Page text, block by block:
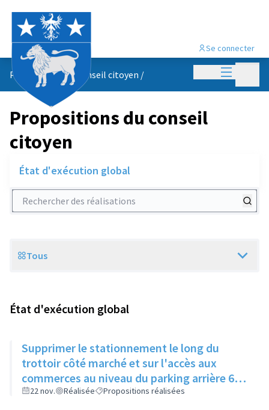
Menu
Se connecter
Propositions du conseil citoyen /
Propositions du conseil
citoyen
État d'exécution global
Rechercher des réalisations
Scope
Tous
État d'exécution global
Supprimer le stationnement le long du
trottoir côté marché et sur l'accès aux
commerces au niveau du parking arrière 62
av de l'Europe. Faire un marquage trottoir et
22 nov. Réalisée Propositions réalisées